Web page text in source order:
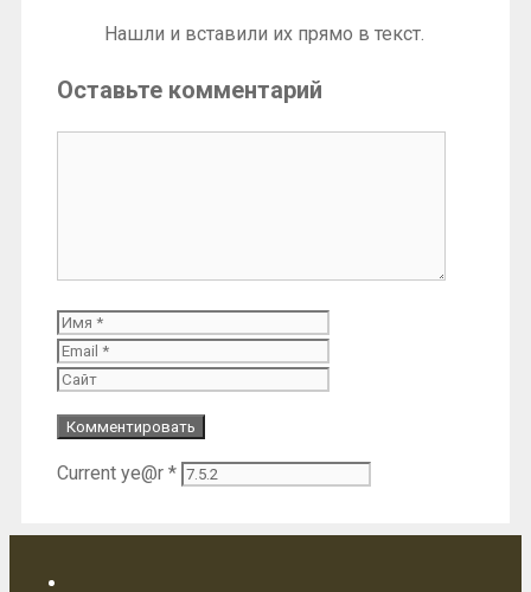
Нашли и вставили их прямо в текст.
Оставьте комментарий
Имя
Current ye@r *